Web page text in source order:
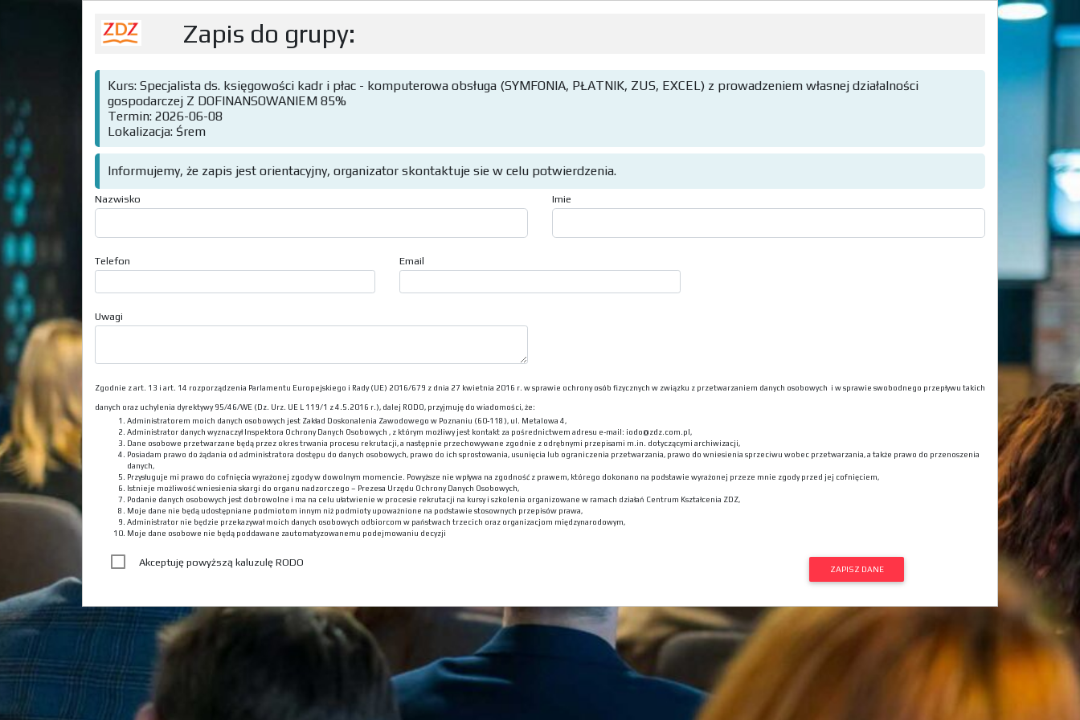
Zapis do grupy:
Kurs: Specjalista ds. księgowości kadr i płac - komputerowa obsługa (SYMFONIA, PŁATNIK, ZUS, EXCEL) z prowadzeniem własnej działalności
gospodarczej Z DOFINANSOWANIEM 85%
Termin: 2026-06-08
Lokalizacja: Śrem
Informujemy, że zapis jest orientacyjny, organizator skontaktuje sie w celu potwierdzenia.
Nazwisko Imie
Telefon Email
Uwagi
Zgodnie z art. 13 i art. 14 rozporządzenia Parlamentu Europejskiego i Rady (UE) 2016/679 z dnia 27 kwietnia 2016 r. w sprawie ochrony osób fizycznych w związku z przetwarzaniem danych osobowych i w sprawie swobodnego przepływu takich
danych oraz uchylenia dyrektywy 95/46/WE (Dz. Urz. UE L 119/1 z 4.5.2016 r.), dalej RODO, przyjmuję do wiadomości, że:
Administratorem moich danych osobowych jest Zakład Doskonalenia Zawodowego w Poznaniu (60-118), ul. Metalowa 4,
Administrator danych wyznaczył Inspektora Ochrony Danych Osobowych , z którym możliwy jest kontakt za pośrednictwem adresu e-mail: iodo@zdz.com.pl,
Dane osobowe przetwarzane będą przez okres trwania procesu rekrutacji, a następnie przechowywane zgodnie z odrębnymi przepisami m.in. dotyczącymi archiwizacji,
Posiadam prawo do żądania od administratora dostępu do danych osobowych, prawo do ich sprostowania, usunięcia lub ograniczenia przetwarzania, prawo do wniesienia sprzeciwu wobec przetwarzania, a także prawo do przenoszenia
danych,
Przysługuje mi prawo do cofnięcia wyrażonej zgody w dowolnym momencie. Powyższe nie wpływa na zgodność z prawem, którego dokonano na podstawie wyrażonej przeze mnie zgody przed jej cofnięciem,
Istnieje możliwość wniesienia skargi do organu nadzorczego – Prezesa Urzędu Ochrony Danych Osobowych,
Podanie danych osobowych jest dobrowolne i ma na celu ułatwienie w procesie rekrutacji na kursy i szkolenia organizowane w ramach działań Centrum Kształcenia ZDZ,
Moje dane nie będą udostępniane podmiotom innym niż podmioty upoważnione na podstawie stosownych przepisów prawa,
Administrator nie będzie przekazywał moich danych osobowych odbiorcom w państwach trzecich oraz organizacjom międzynarodowym,
Moje dane osobowe nie będą poddawane zautomatyzowanemu podejmowaniu decyzji
Akceptuję powyższą kaluzulę RODO
ZAPISZ DANE